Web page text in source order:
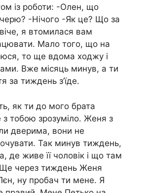
із роботи: -Олен, що
-Нічого -Як це? Що за
я втомилася вам
Мало того, що на
то ще вдома ходжу і
Вже місяць минув, а ти
за тиждень з’їде.
як ти до мого брата
з тобою зрозуміло. Женя з
дверима, вони не
Так минув тиждень,
де живе її чоловік і що там
Ще через тиждень Женя
ну пробач ти мене. Я